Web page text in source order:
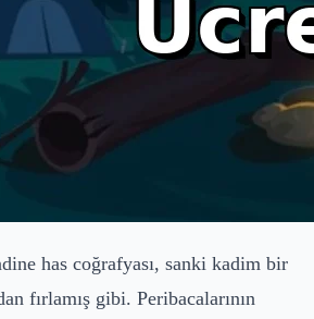
has coğrafyası, sanki kadim bir
fırlamış gibi. Peribacalarının